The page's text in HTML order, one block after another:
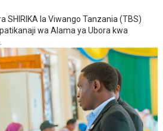
SHIRIKA la Viwango Tanzania (TBS)
wa Alama ya Ubora kwa